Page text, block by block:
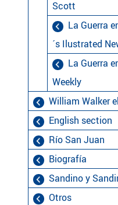
William Walker
English section
Río San Juan
Biografía
Scott
La Guerra
´s Ilustrated
La Guerra
Weekly
Sandino y
Otros